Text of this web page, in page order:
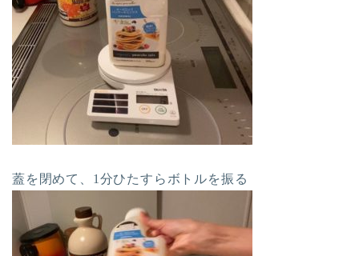
蓋を閉めて、1分ひたすらボトルを振る